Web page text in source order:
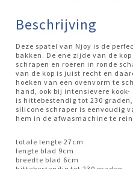
Beschrijving
Deze spatel van Njoy is de
bakken. De ene zijde van de
schrapen en roeren in ronde
van de kop is juist recht en
hoeken van een ovenvorm te
hand, ook bij intensievere
is hittebestendig tot 230
silicone schraper is eenvoudig
hem in de afwasmachine te
totale lengte 27cm
lengte blad 9cm
breedte blad 6cm